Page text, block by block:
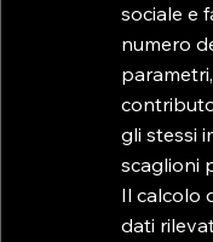
sociale e
numero
gli stessi
scaglioni
Il calcolo
dati